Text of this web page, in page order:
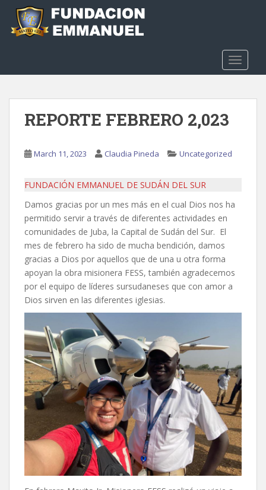
o
REPORTE FEBRERO 2,023
March 11, 2023 Claudia Pineda Uncategorized
FUNDACIÓN EMMANUEL DE SUDÁN DEL SUR
Damos gracias por un mes más en el cual Dios nos ha
permitido servir a través de diferentes actividades en
comunidades de Juba, la Capital de Sudán del Sur. El
mes de febrero ha sido de mucha bendición, damos
gracias a Dios por aquellos que de una u otra forma
apoyan la obra misionera FESS, también agradecemos
por el equipo de líderes sursudaneses que con amor a
Dios sirven en las diferentes iglesias.